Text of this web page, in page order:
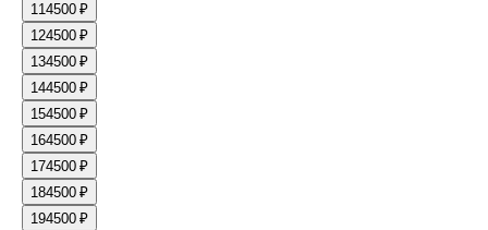
114500 ₽
124500 ₽
134500 ₽
144500 ₽
154500 ₽
164500 ₽
174500 ₽
184500 ₽
194500 ₽